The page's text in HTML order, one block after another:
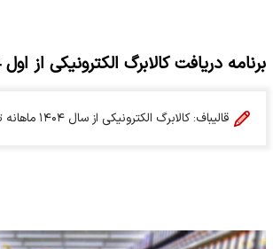
برنامه دریافت کالابرگ الکترونیکی از اول 1404 اعلام شد
قالیباف: کالابرگ الکترونیکی از سال ۱۴۰۴ ماهانه توزیع می‌شود